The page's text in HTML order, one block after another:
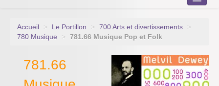
Le Portillon
Accueil > Le Portillon > 700 Arts et divertissements
>
780 Musique
> 781.66 Musique Pop et Folk
781.66